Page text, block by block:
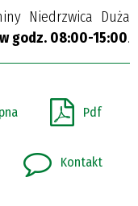
Niedrzwica Duża
godz. 08:00-15:00.
Pdf
Kontakt